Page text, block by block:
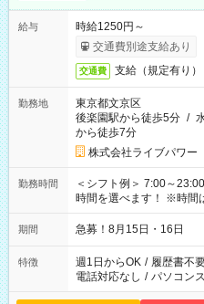
給与
時給1250円～
交通費別途支給あり
交通費 支給（規定有り）
勤務地
東京都文京区
後楽園駅から徒歩5分 /
から徒歩7分
株式会社ライブパワー
勤務時間
＜シフト例＞ 7:00～23:00 13:30～
時間を選べます！ ※時間
期間 急募！8月15日・16日
特徴 週1日からOK / 履歴書不
電話対応なし / パソコン